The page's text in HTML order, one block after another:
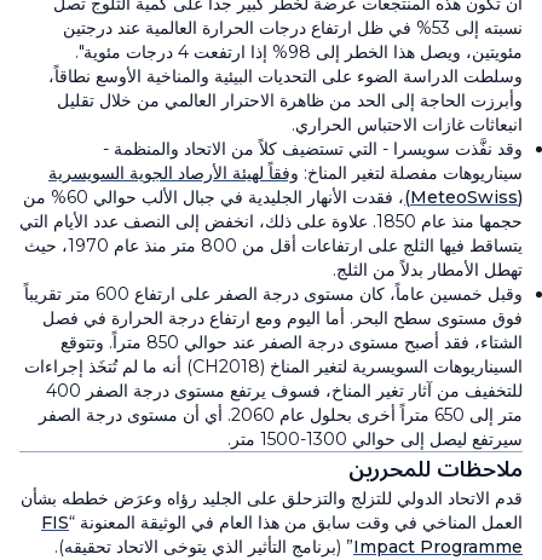
نسبته إلى 53% في ظل ارتفاع درجات الحرارة العالمية عند درجتين
مئويتين، ويصل هذا الخطر إلى 98% إذا ارتفعت 4 درجات مئوية".
وسلطت الدراسة الضوء على التحديات البيئية والمناخية الأوسع نطاقاً،
وأبرزت الحاجة إلى الحد من ظاهرة الاحترار العالمي من خلال تقليل
انبعاثات غازات الاحتباس الحراري.
وقد نفَّذت سويسرا - التي تستضيف كلاً من الاتحاد والمنظمة -
سيناريوهات مفصلة لتغير المناخ: وفقاً لهيئة الأرصاد الجوية السويسرية
(MeteoSwiss)
، فقدت الأنهار الجليدية في جبال الألب حوالي 60% من
حجمها منذ عام 1850. علاوة على ذلك، انخفض إلى النصف عدد الأيام التي
يتساقط فيها الثلج على ارتفاعات أقل من 800 متر منذ عام 1970، حيث
تهطل الأمطار بدلاً من الثلج.
وقبل خمسين عاماً، كان مستوى درجة الصفر على ارتفاع 600 متر تقريباً
فوق مستوى سطح البحر. أما اليوم ومع ارتفاع درجة الحرارة في فصل
الشتاء، فقد أصبح مستوى درجة الصفر عند حوالي 850 متراً. وتتوقع
السيناريوهات السويسرية لتغير المناخ (CH2018) أنه ما لم تُتخَذ إجراءات
للتخفيف من آثار تغير المناخ، فسوف يرتفع مستوى درجة الصفر 400
متر إلى 650 متراً أخرى بحلول عام 2060. أي أن مستوى درجة الصفر
سيرتفع ليصل إلى حوالي 1300-1500 متر.
ملاحظات للمحررين
قدم الاتحاد الدولي للتزلج والتزحلق على الجليد رؤاه وعرَض خططه بشأن
العمل المناخي في وقت سابق من هذا العام في الوثيقة المعنونة “FIS
Impact Programme” (برنامج التأثير الذي يتوخى الاتحاد تحقيقه).